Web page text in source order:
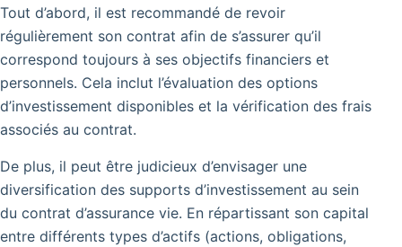
Tout d’abord, il est recommandé de revoir
régulièrement son contrat afin de s’assurer qu’il
correspond toujours à ses objectifs financiers et
personnels. Cela inclut l’évaluation des options
d’investissement disponibles et la vérification des frais
associés au contrat.
De plus, il peut être judicieux d’envisager une
diversification des supports d’investissement au sein
du contrat d’assurance vie. En répartissant son capital
entre différents types d’actifs (actions, obligations,